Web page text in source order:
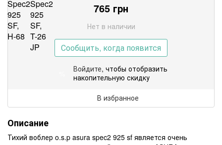
765 грн
Нет в наличии
Сообщить, когда появится
Войдите, чтобы отобразить
накопительную скидку
В избранное
Описание
Тихий воблер o.s.p asura spec2 925 sf является очень